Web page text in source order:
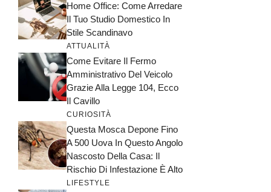
Home Office: Come Arredare
Il Tuo Studio Domestico In
Stile Scandinavo
ATTUALITÀ
Come Evitare Il Fermo
Amministrativo Del Veicolo
Grazie Alla Legge 104, Ecco
Il Cavillo
CURIOSITÀ
Questa Mosca Depone Fino
A 500 Uova In Questo Angolo
Nascosto Della Casa: Il
Rischio Di Infestazione È Alto
LIFESTYLE